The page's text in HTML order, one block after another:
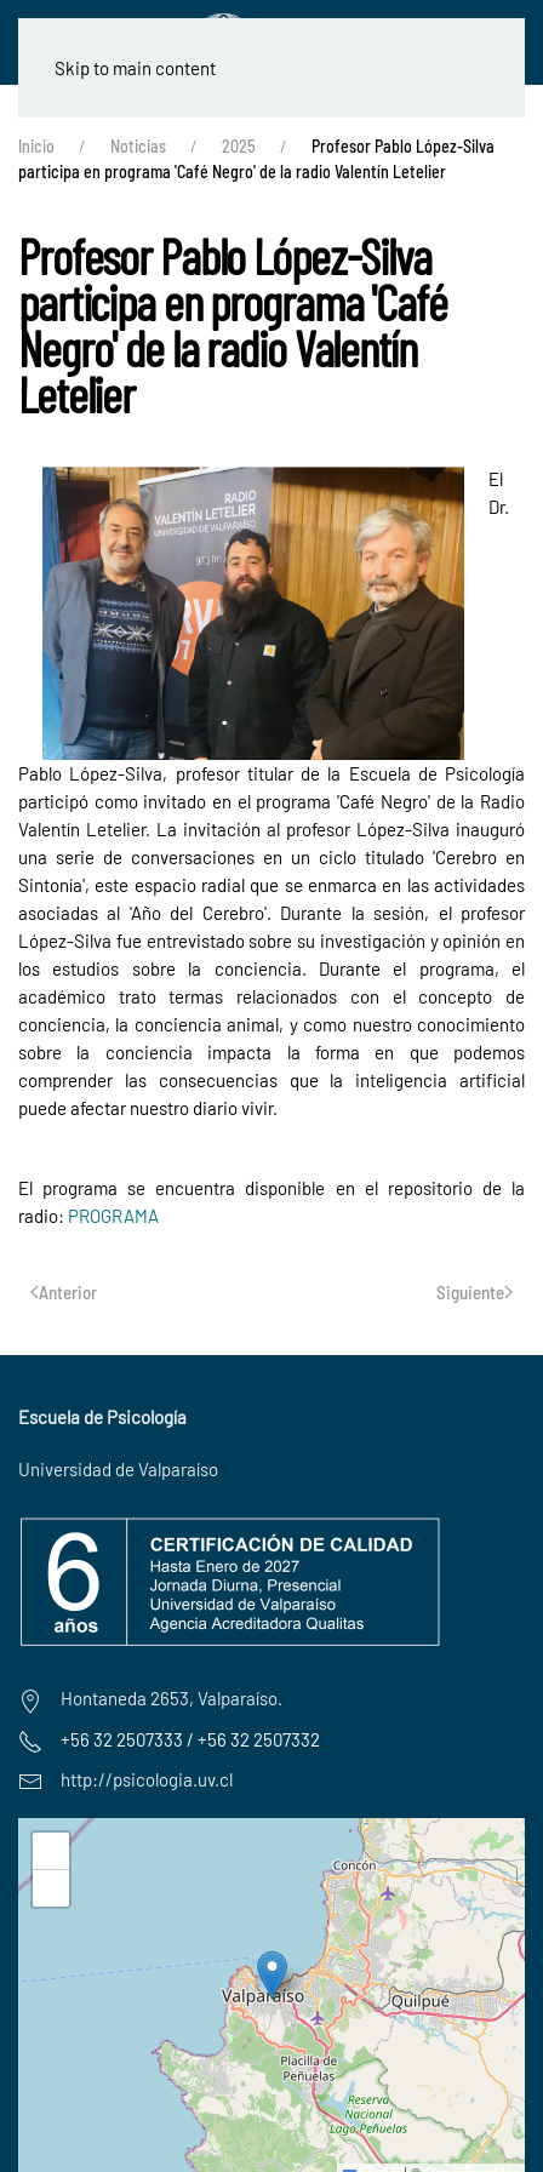
Skip to main content
Inicio Noticias 2025
Profesor Pablo López-Silva
participa en programa 'Café Negro' de la radio Valentín Letelier
Profesor Pablo López-Silva
participa en programa 'Café
Negro' de la radio Valentín
Letelier
El
Dr.
Pablo López-Silva, profesor titular de la Escuela de Psicología
participó como invitado en el programa 'Café Negro' de la Radio
Valentín Letelier. La invitación al profesor López-Silva inauguró
una serie de conversaciones en un ciclo titulado 'Cerebro en
Sintonía', este espacio radial que se enmarca en las actividades
asociadas al 'Año del Cerebro'. Durante la sesión, el profesor
López-Silva fue entrevistado sobre su investigación y opinión en
los estudios sobre la conciencia. Durante el programa, el
académico trato termas relacionados con el concepto de
conciencia, la conciencia animal, y como nuestro conocimiento
sobre la conciencia impacta la forma en que podemos
comprender las consecuencias que la inteligencia artificial
puede afectar nuestro diario vivir.
El programa se encuentra disponible en el repositorio de la
radio: PROGRAMA
Anterior Siguiente
Escuela de Psicología
Universidad de Valparaíso
Hontaneda 2653, Valparaíso.
+56 32 2507333 / +56 32 2507332
http://psicologia.uv.cl